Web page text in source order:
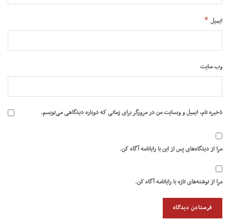
ایمیل *
وب‌ سایت
ذخیره نام، ایمیل و وبسایت من در مرورگر برای زمانی که دوباره دیدگاهی می‌نویسم.
مرا از دیدگاه‌های پس از این با رایانامه آگاه کن.
مرا از نوشته‌های تازه با رایانامه آگاه کن.